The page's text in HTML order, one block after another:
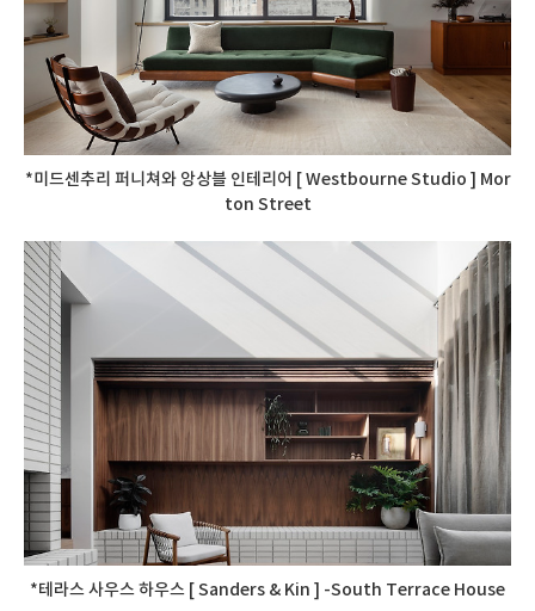
*미드센추리 퍼니쳐와 앙상블 인테리어 [ Westbourne Studio ] Mor
ton Street
*테라스 사우스 하우스 [ Sanders & Kin ] -South Terrace House